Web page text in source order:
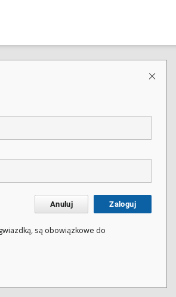
Anuluj Zaloguj
są obowiązkowe do